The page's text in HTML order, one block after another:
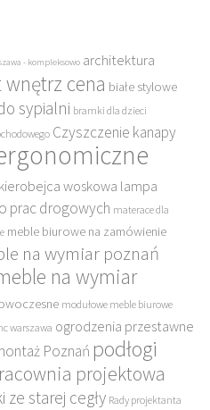
- kompleksowo architektura
cena białe stylowe
sypialni bramki dla dzieci
Czyszczenie kanapy
woskowa lampa
prac drogowych materace dla
meble biurowe na zamówienie
na wymiar poznań
na wymiar
modułowe meble biurowe
warszawa ogrodzenia przestawne
Poznań podłogi
projektowa
ze starej cegły Rady projektanta